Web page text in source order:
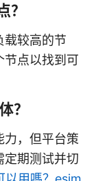
？
载较高的节
节点以找到可
？
力，但平台策
定期测试并切